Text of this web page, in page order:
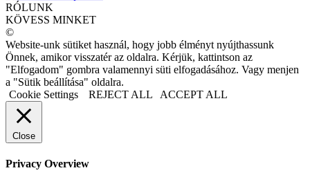
RÓLUNK
KÖVESS MINKET
©
Website-unk sütiket használ, hogy jobb élményt nyújthassunk
Önnek, amikor visszatér az oldalra. Kérjük, kattintson az
"Elfogadom" gombra valamennyi süti elfogadásához. Vagy menjen
a "Sütik beállítása" oldalra.
Cookie Settings
REJECT ALL ACCEPT ALL
Close
Privacy Overview